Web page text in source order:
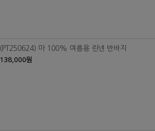
(PT250624) 마 100% 여름용 린넨 반바지
138,000원